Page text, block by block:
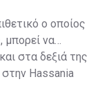
ο οποίος
μπορεί να
στα δεξιά της
Hassania